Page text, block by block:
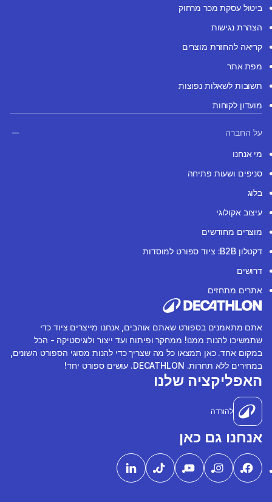
ביטול עסקת מכר מרחוק
הצהרת נגישות
קריאה להחזרת מוצרים
מפת אתר
תשובות לשאלות נפוצות
מועדון לקוחות
על החברה
מי אנחנו
סניפים ושעות פתיחה
בלוג
עיצוב אקולוגי
מוצרים מחודשים
דקטלון B2B: ציוד ספורט למוסדות
דרושים
אתרים מתחזים
אתם מתאמנים בספורט שאתם אוהבים, אנחנו מייצרים ציוד כדי
שתמשיכו להנות ממנו! ממחקר ופיתוח ועד ייצור ולוגיסטיקה - הכל
במקום אחד. כאן תמצאו כל מה שצריך כדי להנות מסוגי הספורט השונים,
במחירים ללא תחרות. DECATHLON. עושים ספורט יחד!
האפליקציה שלנו
להורדה
אנחנו גם כאן